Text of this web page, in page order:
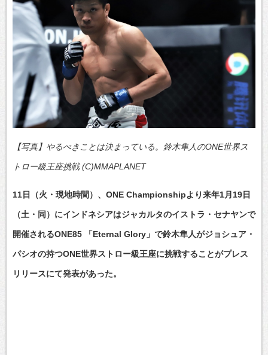
【写真】やるべきことは決まっている。鈴木隼人のONE世界ス
トロー級王座挑戦 (C)MMAPLANET
11日（火・現地時間）、ONE Championshipより来年1月19日
（土・同）にインドネシアはジャカルタのイストラ・セナヤンで
開催されるONE85 「Eternal Glory」で鈴木隼人がジョシュア・
パシオの持つONE世界ストロー級王座に挑戦することがプレス
リリースにて発表があった。